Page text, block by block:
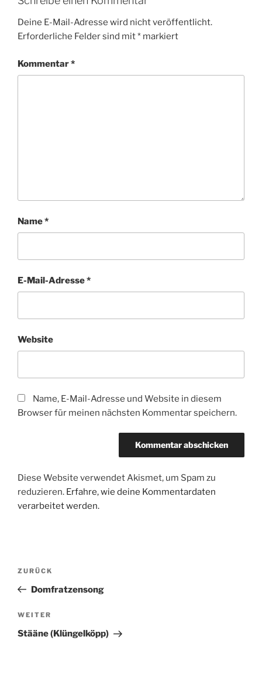
Deine E-Mail-Adresse wird nicht veröffentlicht.
Erforderliche Felder sind mit* markiert
Kommentar*
Name*
E-Mail-Adresse*
Website
Name, E-Mail-Adresse und Website in diesem
Browser für meinen nächsten Kommentar speichern.
Diese Website verwendet Akismet, um Spam zu
reduzieren. Erfahre, wie deine Kommentardaten
verarbeitet werden.
Beitragsnavigation
Vorheriger
Beitrag
ZURÜCK
Domfratzensong
Nächster
Beitrag
WEITER
Stääne (Klüngelköpp)